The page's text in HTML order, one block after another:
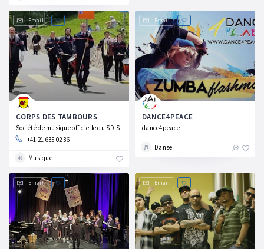
Email
CORPS DES TAMBOURS
Société de musique officielle du SDIS
+41 21 635 02 36
Musique
Email
DANCE4PEACE
dance4peace
Danse
Email Email